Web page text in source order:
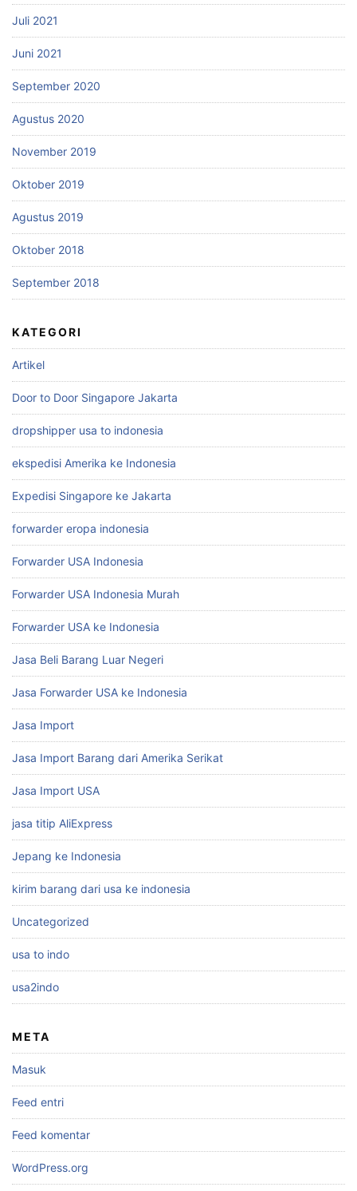
Juli 2021
Juni 2021
September 2020
Agustus 2020
November 2019
Oktober 2019
Agustus 2019
Oktober 2018
September 2018
KATEGORI
Artikel
Door to Door Singapore Jakarta
dropshipper usa to indonesia
ekspedisi Amerika ke Indonesia
Expedisi Singapore ke Jakarta
forwarder eropa indonesia
Forwarder USA Indonesia
Forwarder USA Indonesia Murah
Forwarder USA ke Indonesia
Jasa Beli Barang Luar Negeri
Jasa Forwarder USA ke Indonesia
Jasa Import
Jasa Import Barang dari Amerika Serikat
Jasa Import USA
jasa titip AliExpress
Jepang ke Indonesia
kirim barang dari usa ke indonesia
Uncategorized
usa to indo
usa2indo
META
Masuk
Feed entri
Feed komentar
WordPress.org